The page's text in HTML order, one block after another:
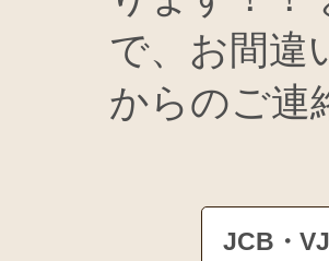
で、お間違
からのご連
JCB・